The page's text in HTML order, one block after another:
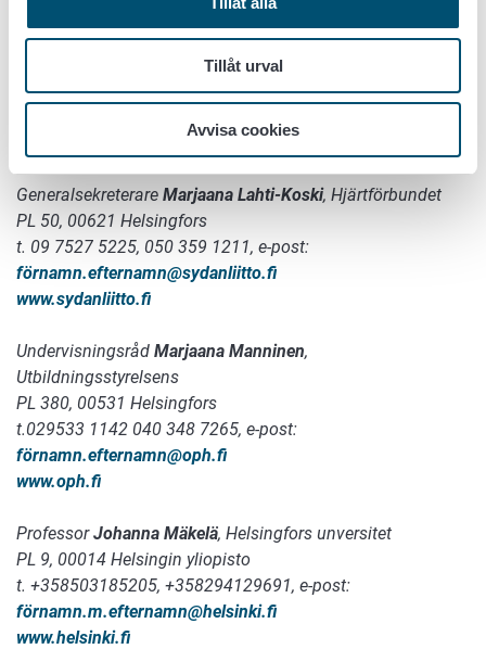
Tillåt urval
Avvisa cookies
SpecialforskareJuha-Matti Katajajuuri,
Naturresursinstitutet (Luke)
PL 2, 00791 Helsingfors Naturresursinstitutet (Luke)
Generalsekreterare Marjaana Lahti-Koski, Hjärtförbundet
PL 50, 00621 Helsingfors
t. 09 7527 5225, 050 359 1211, e-post:
förnamn.efternamn@sydanliitto.fi
www.sydanliitto.fi
Undervisningsråd Marjaana Manninen,
Utbildningsstyrelsens
PL 380, 00531 Helsingfors
t.029533 1142 040 348 7265, e-post:
förnamn.efternamn@oph.fi
www.oph.fi
ProfessorJohanna Mäkelä, Helsingfors unversitet
PL 9, 00014 Helsingin yliopisto
t. +358503185205, +358294129691, e-post:
förnamn.m.efternamn@helsinki.fi
www.helsinki.fi